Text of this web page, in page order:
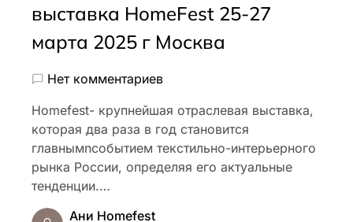
выставка HomeFest 25-27
марта 2025 г Москва
Нет комментариев
Homefest- крупнейшая отраслевая выставка,
которая два раза в год становится
главнымnсобытием текстильно-интерьерного
рынка России, определяя его актуальные
тенденции.…
Ани Homefest